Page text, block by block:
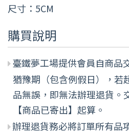
尺寸：5CM
購買說明
臺鐵夢工場提供會員自商品
猶豫期（包含例假日），若
品無誤，即無法辦理退貨。
【商品已寄出】起算。
辦理退貨務必將訂單所有品